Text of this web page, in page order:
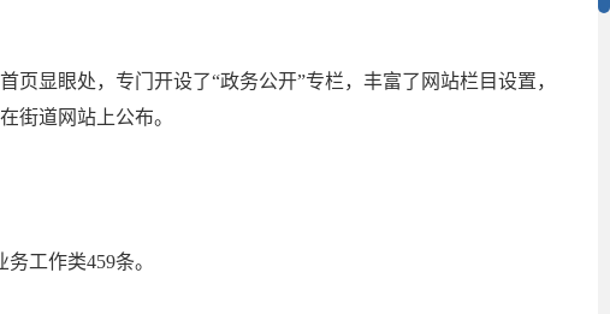
显眼处，专门开设了“政务公开”专栏，丰富了网站栏目设置，
街道网站上公布。
工作类459条。